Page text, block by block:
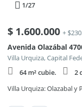
1/27
$ 1.600.000 +
Avenida Olazábal
Villa Urquiza, Capital
64 m² cubie.
2
Villa Urquiza: Olazabal y